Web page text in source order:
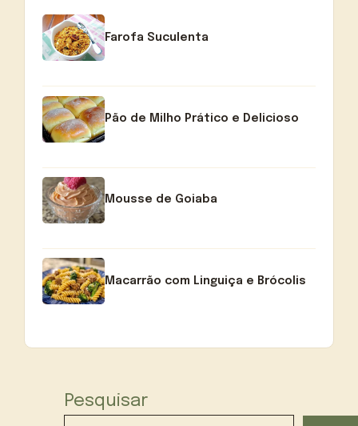
Farofa Suculenta
Pão de Milho Prático e Delicioso
Mousse de Goiaba
Macarrão com Linguiça e Brócolis
Pesquisar